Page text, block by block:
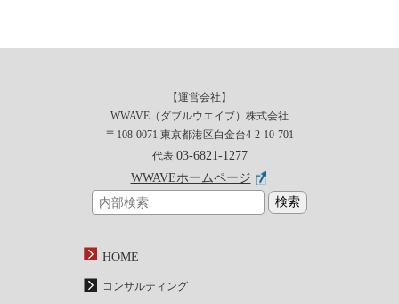
【運営会社】
WWAVE（ダブルウエイブ）株式会社
〒108-0071 東京都港区白金台4-2-10-701
代表 03-6821-1277
WWAVEホームページ
HOME
コンサルティング